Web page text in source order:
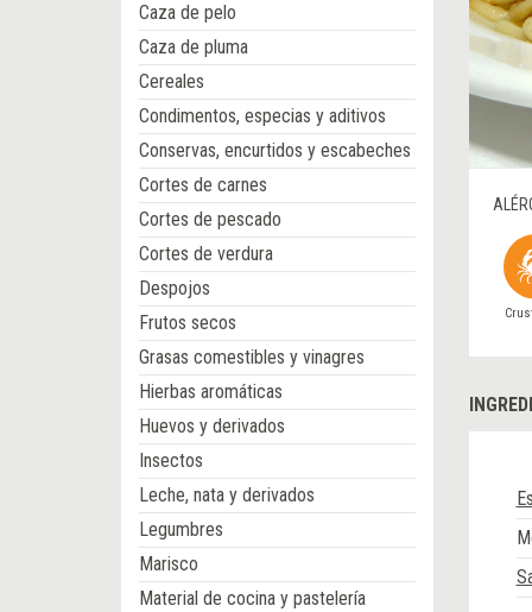
Caza de pelo
Caza de pluma
Cereales
Condimentos, especias y aditivos
Conservas, encurtidos y escabeches
Cortes de carnes
Cortes de pescado
Cortes de verdura
Despojos
Frutos secos
Grasas comestibles y vinagres
Hierbas aromáticas
Huevos y derivados
Insectos
Leche, nata y derivados
Legumbres
Marisco
Material de cocina y pastelería